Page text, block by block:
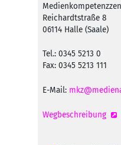
Reichardtstraße 8
06114 Halle (Saale)
Tel.: 0345 5213 0
Fax: 0345 5213 111
E-Mail:
Wegbeschreibung